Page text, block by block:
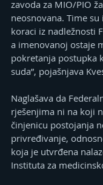
zavoda za MIO/PIO
neosnovana. Time
koraci iz nadležnosti
a imenovanoj ostaje
pokretanja postupka
suda”, pojašnjava
Naglašava da
rješenjima ni na koji
činjenicu postojanja
privređivanje,
koja je utvrđena
Instituta za